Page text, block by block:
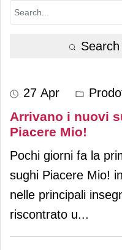
Search
27 Apr
Arrivano i nuovi
Piacere Mio!
Pochi giorni fa la
sughi Piacere Mio!
nelle principali
riscontrato u...